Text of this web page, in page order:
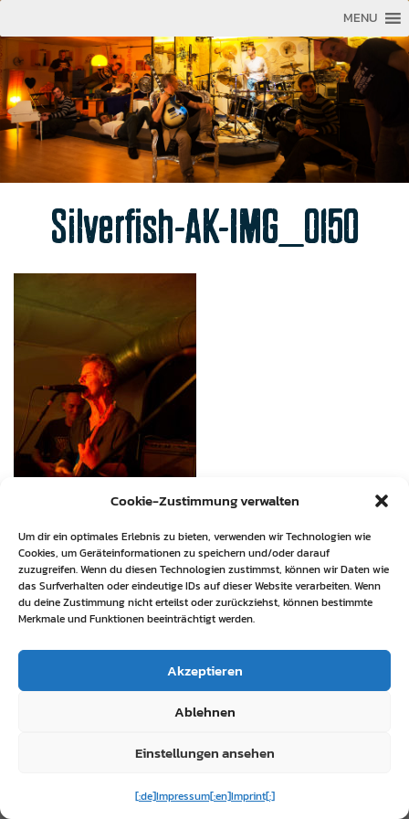
Cookie-Zustimmung verwalten
Um dir ein optimales Erlebnis zu bieten, verwenden wir Technologien wie
Cookies, um Geräteinformationen zu speichern und/oder darauf
zuzugreifen. Wenn du diesen Technologien zustimmst, können wir Daten wie
das Surfverhalten oder eindeutige IDs auf dieser Website verarbeiten. Wenn
du deine Zustimmung nicht erteilst oder zurückziehst, können bestimmte
Merkmale und Funktionen beeinträchtigt werden.
Akzeptieren
Ablehnen
Einstellungen ansehen
[:de]Impressum[:en]Imprint[:]
MENU
Silverfish-AK-IMG_0150